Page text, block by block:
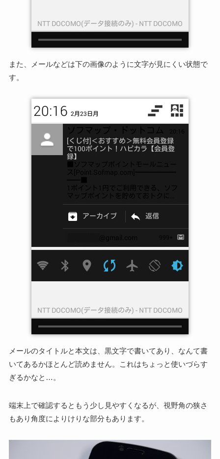
また、メールなどは下の画像のように文字が見にくい状態で
す。
メールのタイトルと本文は、黒文字で書いてあり、なんて書
いてあるかほとんど読めません。これはちょっと使いづらす
ぎるかなと…。
端末上で確認するともう少し見やすくなるが、視野角の狭さ
もあり角度によりけりな部分もあります。